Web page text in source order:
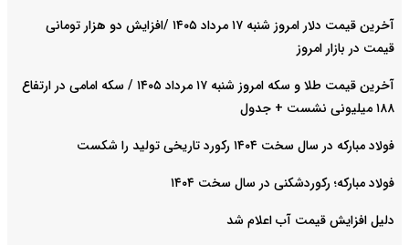
آخرین قیمت دلار امروز شنبه ۱۷ مرداد ۱۴۰۵ /افزایش دو هزار تومانی
قیمت در بازار امروز
آخرین قیمت طلا و سکه امروز شنبه ۱۷ مرداد ۱۴۰۵ / سکه امامی در ارتفاع
۱۸۸ میلیونی نشست + جدول
فولاد مبارکه در سال سخت ۱۴۰۴ رکورد تاریخی تولید را شکست
فولاد مبارکه؛ رکوردشکنی در سال سخت ۱۴۰۴
دلیل افزایش قیمت آب اعلام شد